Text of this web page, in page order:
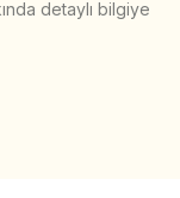
detaylı bilgiye